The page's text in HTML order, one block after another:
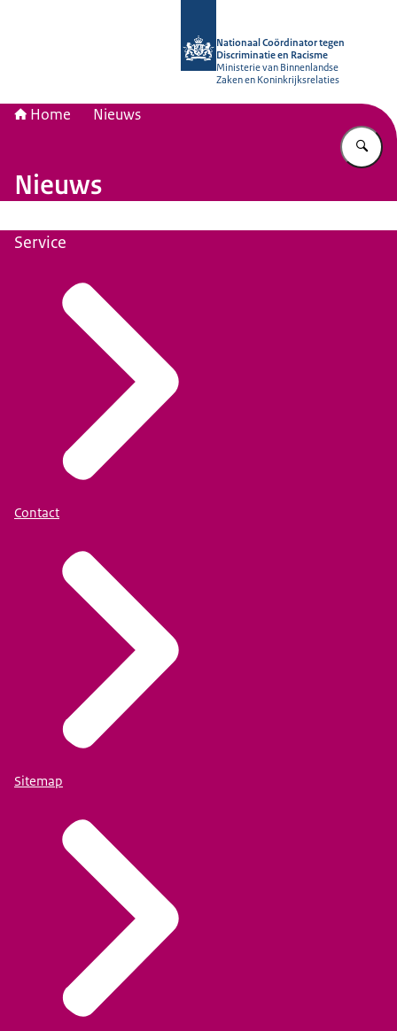
Nationaal Coördinator tegen
Discriminatie en Racisme
Ministerie van Binnenlandse
Zaken en Koninkrijksrelaties
Home Nieuws
Nieuws
Service
Contact
Sitemap